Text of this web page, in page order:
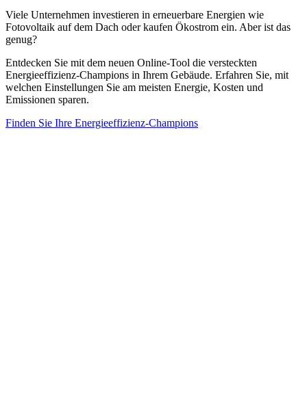
Viele Unternehmen investieren in erneuerbare Energien wie
Fotovoltaik auf dem Dach oder kaufen Ökostrom ein. Aber ist das
genug?
Entdecken Sie mit dem neuen Online-Tool die versteckten
Energieeffizienz-Champions in Ihrem Gebäude. Erfahren Sie, mit
welchen Einstellungen Sie am meisten Energie, Kosten und
Emissionen sparen.
Finden Sie Ihre Energieeffizienz-Champions